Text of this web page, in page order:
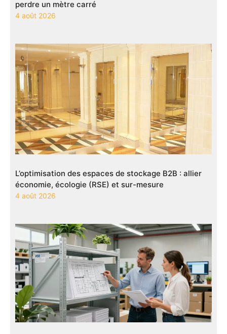
perdre un mètre carré
4 août 2026
L’optimisation des espaces de stockage B2B : allier
économie, écologie (RSE) et sur-mesure
4 août 2026